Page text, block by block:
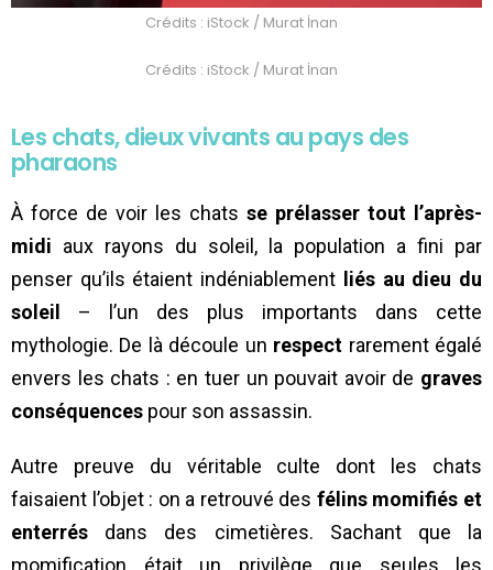
Crédits : iStock / Murat İnan
Crédits : iStock / Murat İnan
Les chats, dieux vivants au pays des
pharaons
À force de voir les chats se prélasser tout l’après-
midi aux rayons du soleil, la population a fini par
penser qu’ils étaient indéniablement
liés au dieu du
soleil
– l’un des plus importants dans cette
mythologie. De là découle un respect rarement égalé
envers les chats : en tuer un pouvait avoir de graves
conséquences pour son assassin.
Autre preuve du véritable culte dont les chats
faisaient l’objet : on a retrouvé des félins momifiés et
enterrés dans des cimetières. Sachant que la